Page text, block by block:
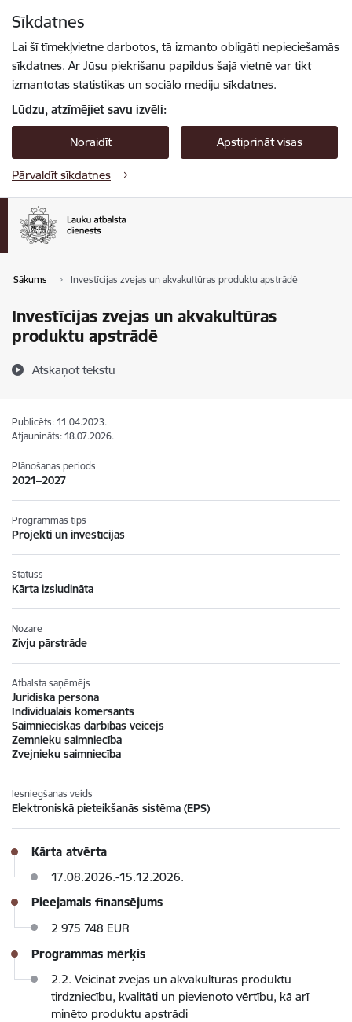
Sīkdatnes
Lai šī tīmekļvietne darbotos, tā izmanto obligāti nepieciešamās
sīkdatnes. Ar Jūsu piekrišanu papildus šajā vietnē var tikt
izmantotas statistikas un sociālo mediju sīkdatnes.
Lūdzu, atzīmējiet savu izvēli:
Noraidīt Apstiprināt visas
Pārvaldīt sīkdatnes
Sākums Investīcijas zvejas un akvakultūras produktu apstrādē
Investīcijas zvejas un akvakultūras
produktu apstrādē
Atskaņot tekstu
Publicēts: 11.04.2023.
Atjaunināts: 18.07.2026.
Plānošanas periods
2021–2027
Programmas tips
Projekti un investīcijas
Statuss
Kārta izsludināta
Nozare
Zivju pārstrāde
Atbalsta saņēmējs
Juridiska persona
Individuālais komersants
Saimnieciskās darbības veicējs
Zemnieku saimniecība
Zvejnieku saimniecība
Iesniegšanas veids
Elektroniskā pieteikšanās sistēma (EPS)
Kārta atvērta
17.08.2026.-15.12.2026.
Pieejamais finansējums
2 975 748 EUR
Programmas mērķis
2.2. Veicināt zvejas un akvakultūras produktu
tirdzniecību, kvalitāti un pievienoto vērtību, kā arī
minēto produktu apstrādi